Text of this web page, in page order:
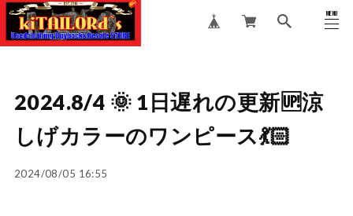
MENU
CLOSE
2024.8/4 🌞 1日遅れの更新🆙涼
しげカラーのワンピース💃🏻
2024/08/05 16:55